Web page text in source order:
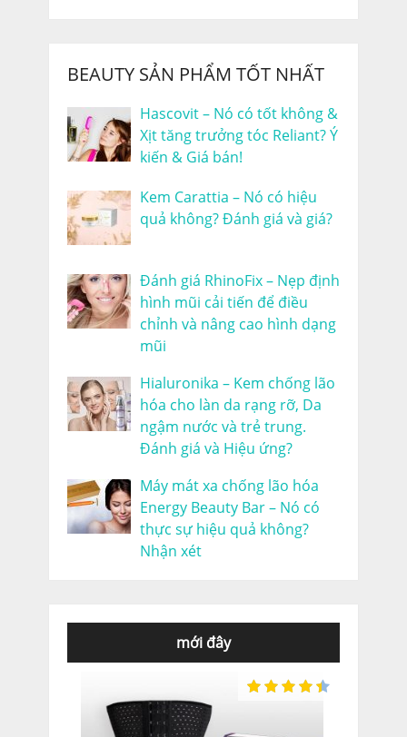
BEAUTY SẢN PHẨM TỐT NHẤT
Hascovit – Nó có tốt không &
Xịt tăng trưởng tóc Reliant? Ý
kiến & Giá bán!
Kem Carattia – Nó có hiệu
quả không? Đánh giá và giá?
Đánh giá RhinoFix – Nẹp định
hình mũi cải tiến để điều
chỉnh và nâng cao hình dạng
mũi
Hialuronika – Kem chống lão
hóa cho làn da rạng rỡ, Da
ngậm nước và trẻ trung.
Đánh giá và Hiệu ứng?
Máy mát xa chống lão hóa
Energy Beauty Bar – Nó có
thực sự hiệu quả không?
Nhận xét
mới đây